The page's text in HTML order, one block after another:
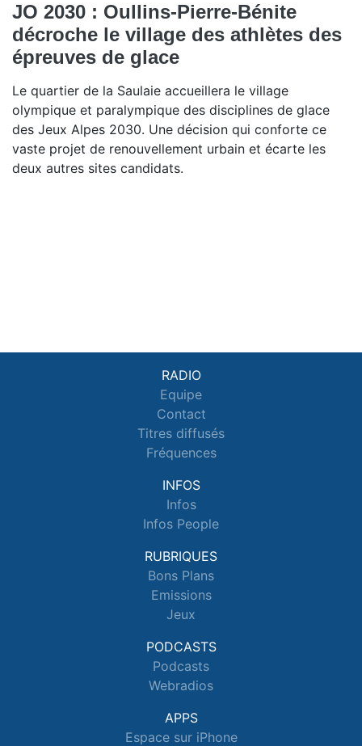
JO 2030 : Oullins-Pierre-Bénite
décroche le village des athlètes des
épreuves de glace
Le quartier de la Saulaie accueillera le village
olympique et paralympique des disciplines de glace
des Jeux Alpes 2030. Une décision qui conforte ce
vaste projet de renouvellement urbain et écarte les
deux autres sites candidats.
RADIO
Equipe
Contact
Titres diffusés
Fréquences
INFOS
Infos
Infos People
RUBRIQUES
Bons Plans
Emissions
Jeux
PODCASTS
Podcasts
Webradios
APPS
Espace sur iPhone